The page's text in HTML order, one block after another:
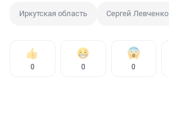
Иркутская область Сергей Левченко
0 0 0